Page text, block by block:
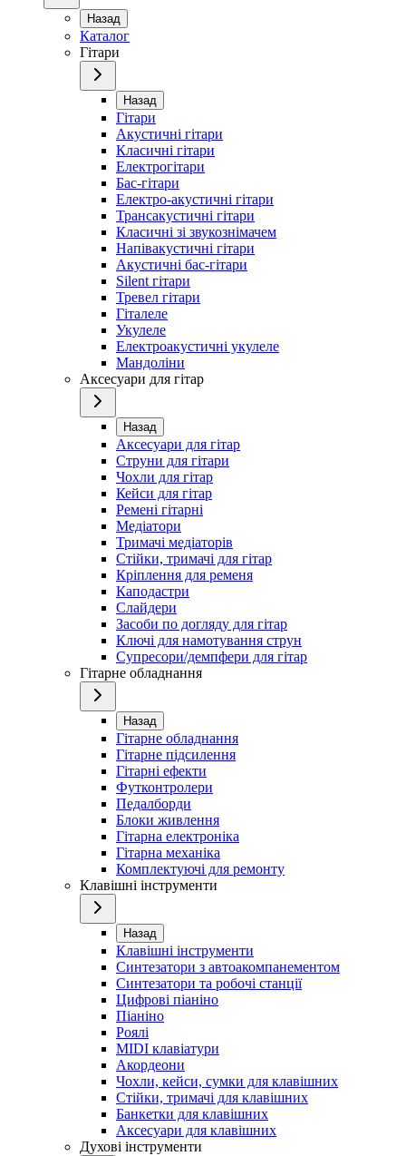
Назад
Каталог
Гітари
Назад
Гітари
Акустичні гітари
Класичні гітари
Електрогітари
Бас-гітари
Електро-акустичні гітари
Трансакустичні гітари
Класичні зі звукознімачем
Напівакустичні гітари
Акустичні бас-гітари
Silent гітари
Тревел гітари
Гіталеле
Укулеле
Електроакустичні укулеле
Мандоліни
Аксесуари для гітар
Назад
Аксесуари для гітар
Струни для гітари
Чохли для гітар
Кейси для гітар
Ремені гітарні
Медіатори
Тримачі медіаторів
Стійки, тримачі для гітар
Кріплення для ременя
Каподастри
Слайдери
Засоби по догляду для гітар
Ключі для намотування струн
Супресори/демпфери для гітар
Гітарне обладнання
Назад
Гітарне обладнання
Гітарне підсилення
Гітарні ефекти
Футконтролери
Педалборди
Блоки живлення
Гітарна електроніка
Гітарна механіка
Комплектуючі для ремонту
Клавішні інструменти
Назад
Клавішні інструменти
Синтезатори з автоакомпанементом
Синтезатори та робочі станції
Цифрові піаніно
Піаніно
Роялі
MIDI клавіатури
Акордеони
Чохли, кейси, сумки для клавішних
Стійки, тримачі для клавішних
Банкетки для клавішних
Аксесуари для клавішних
Духові інструменти